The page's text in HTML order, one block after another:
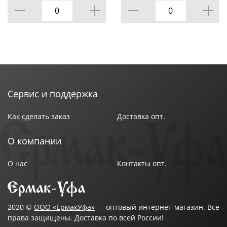
Сервис и поддержка
Как сделать заказ Доставка опт.
О компании
О нас Контакты опт.
2020 © ООО «ЕрмакУфа» — оптовый интернет-магазин. Все
права защищены. Доставка по всей России!